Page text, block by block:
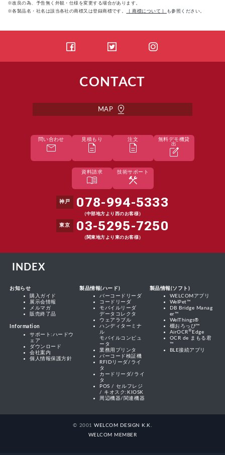
※改良の為、予告無く外観・仕様を変更する場合があります。
※各製品名・社名は該当各社の商標又は登録商標です。
［ 商標について ］ も参照ください。
CONTACT
MAP pin_drop
問い合わせ
mail
見積もり
description
注文
description
無料デモ機貸
出
edit_square
資料請求
menu_book
技術サポート
construction
神戸 078-994-5333
（中部地方より西のお客様）
東京 03-5295-7250
（関東地方より東のお客様）
INDEX
お知らせ
購入ガイド
展示会情報
メルマガ
販売終了品
Information
サポート:ハードウ
ェア
ダウンロード
会社案内
個人情報保護方針
製品情報(ハード)
バーコードリーダ
コードリーダ
モバイルリーダ
データコレクタ
ウェアラブル
ハンディターミナ
ル
モバイルコンピュ
ータ
業務用プリンタ
バーコード検証機
RFIDリーダ/ライ
タ
カードリーダ/ライ
タ
POS / セルフレジ
/ キオスク:KIOSK
周辺機器/関連機器
製品情報(ソフト)
WELCOMアプリ
WelPet™
DB Bridge Manag
er™
WelThings®
棚おろっぴ™
AirOCR® Edge
OCR de まもる君
™
BLE接続アプリ
© 2001WELCOM DESIGN K.K.
WELCOM MEMBER